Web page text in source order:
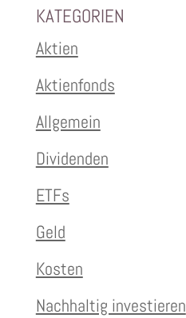
KATEGORIEN
Aktien
Aktienfonds
Allgemein
Dividenden
ETFs
Geld
Kosten
Nachhaltig investieren